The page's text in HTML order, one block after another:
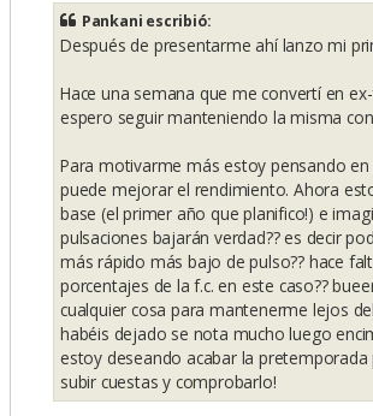
Pankani escribió:
Después de presentarme ahí lanzo mi
Hace una semana que me convertí en
espero seguir manteniendo la misma
Para motivarme más estoy pensando
puede mejorar el rendimiento. Ahora
base (el primer año que planifico!) e
pulsaciones bajarán verdad?? es decir
más rápido más bajo de pulso?? hace
porcentajes de la f.c. en este caso??
cualquier cosa para mantenerme lejos
habéis dejado se nota mucho luego
estoy deseando acabar la
subir cuestas y comprobarlo!